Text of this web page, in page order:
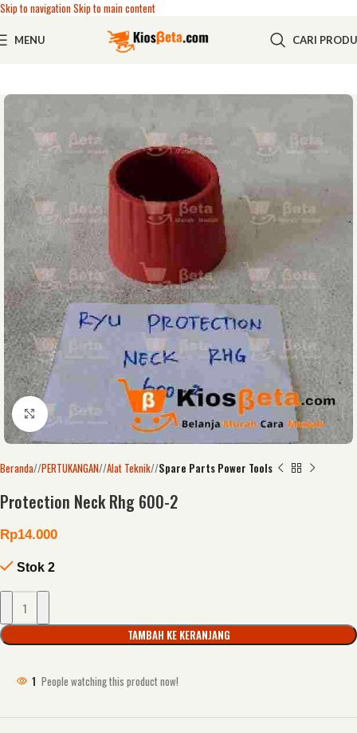
Skip to navigationSkip to main content
MENU CARI
Click to enlarge
Beranda/ PERTUKANGAN/ Alat Teknik/ Spare Parts Power Tools
Protection Neck Rhg 600-2
Rp14.000
Stok 2
TAMBAH KE KERANJANG
1 People watching this product now!